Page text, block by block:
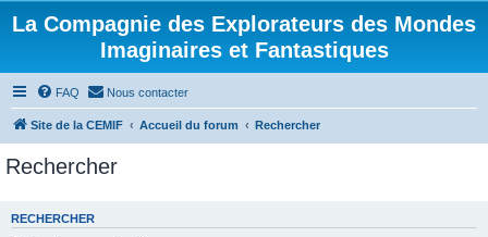
La Compagnie des Explorateurs des Mondes
Imaginaires et Fantastiques
FAQ Nous contacter
Site de la CEMIF Accueil du forum Rechercher
Rechercher
RECHERCHER